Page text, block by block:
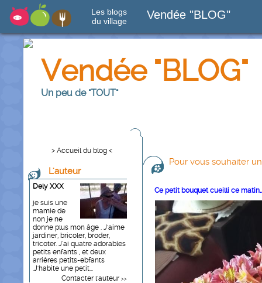
Les blogs
du village
Vendée "BLOG"
Vendée "BLOG"
Un peu de "TOUT"
> Accueil du blog <
L'auteur
Dely XXX
je suis une
mamie de
non je ne
donne plus mon âge . J'aime
jardiner, bricoler, broder,
tricoter. J'ai quatre adorables
petits enfants , et deux
arrières petits-ebfants
.J'habite une petit...
Contacter l'auteur >>
Pour vous souhaiter
Ce petit bouquet cueilli ce